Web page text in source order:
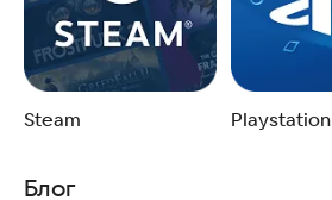
Steam Playstation
Блог